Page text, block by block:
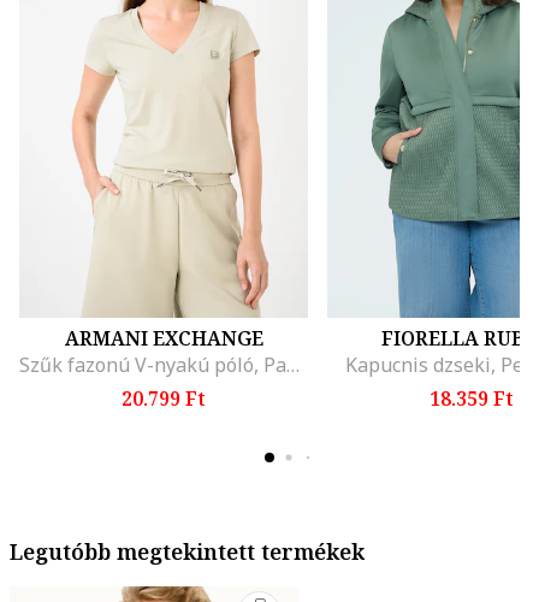
ARMANI EXCHANGE
Szűk fazonú V-nyakú póló, Pasztellzöld
20.799 Ft
FIORELLA
Kapucnis dzseki,
18.359 Ft
Legutóbb megtekintett termékek